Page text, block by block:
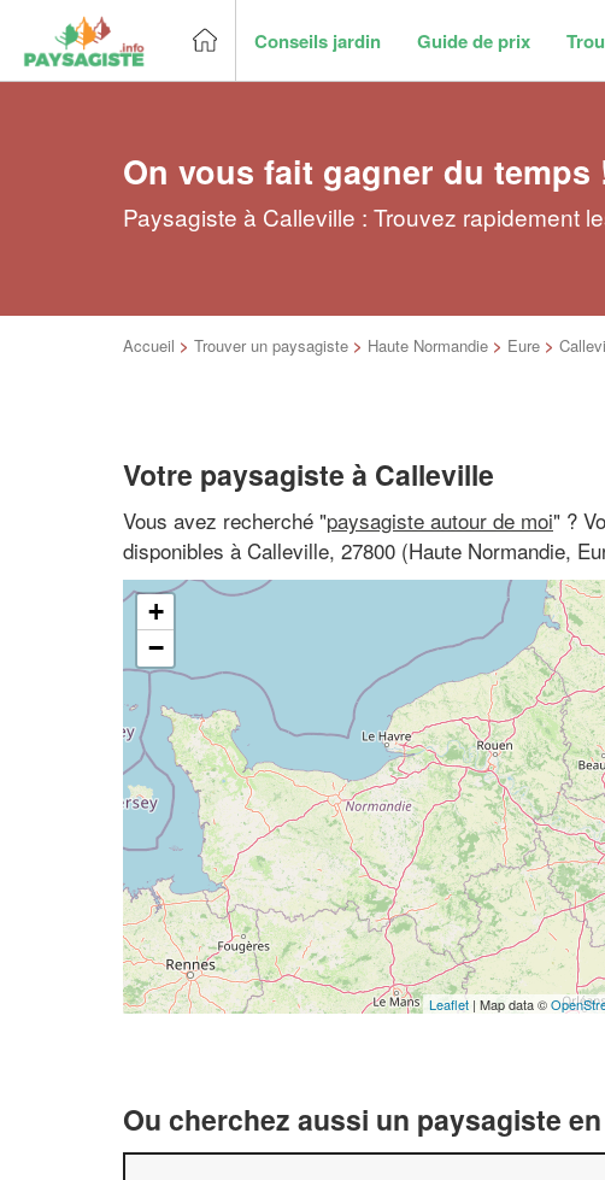
Conseils jardin Guide de prix
On vous fait gagner du temps
Paysagiste à Calleville : Trouvez rapidement
Accueil > Trouver un paysagiste > Haute Normandie > Eure >
Votre paysagiste à Calleville
Vous avez recherché "paysagiste autour de moi" ?
disponibles à Calleville, 27800 (Haute Normandie,
+
−
Leaflet | Map data ©
Ou cherchez aussi un paysagiste